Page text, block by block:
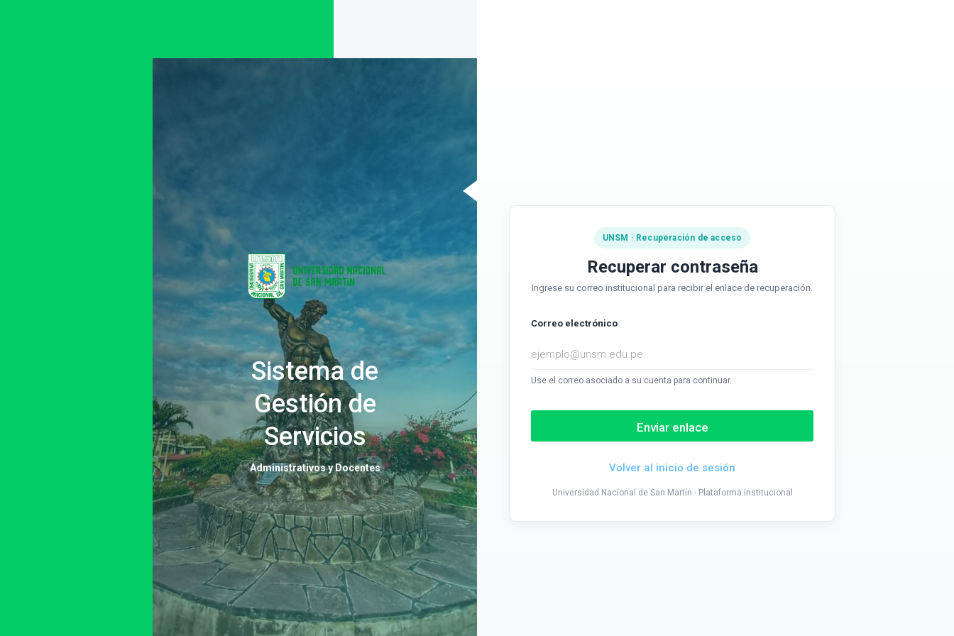
Sistema de
Gestión de
Servicios
Administrativos y Docentes
UNSM · Recuperación de acceso
Recuperar contraseña
Ingrese su correo institucional para recibir el enlace de recuperación.
Correo electrónico
Use el correo asociado a su cuenta para continuar.
Enviar enlace
Volver al inicio de sesión
Universidad Nacional de San Martín - Plataforma institucional